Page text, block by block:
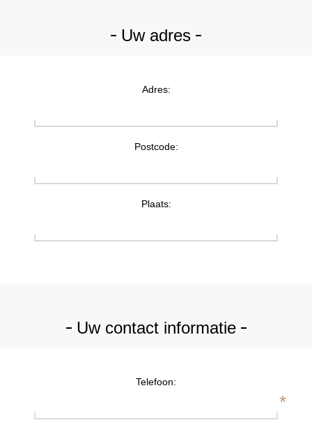
Uw adres
Adres:
Postcode:
Plaats:
Uw contact informatie
Telefoon:
*